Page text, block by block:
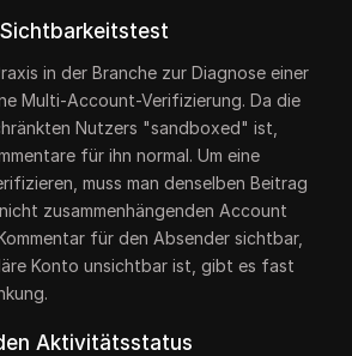
in der Branche zur Diagnose einer
Multi-Account-Verifizierung. Da die
Nutzers "sandboxed" ist,
für ihn normal. Um eine
muss man denselben Beitrag
zusammenhängenden Account
für den Absender sichtbar,
Konto unsichtbar ist, gibt es fast
Aktivitätsstatus